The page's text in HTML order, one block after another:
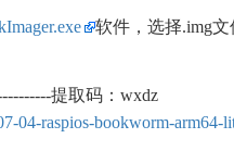
软件，选择.img文
提取码：wxdz
raspios-bookworm-arm64-